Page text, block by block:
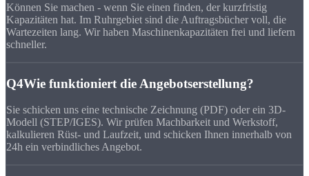
Können Sie machen - wenn Sie einen finden, der kurzfristig
Kapazitäten hat. Im Ruhrgebiet sind die Auftragsbücher voll, die
Wartezeiten lang. Wir haben Maschinenkapazitäten frei und liefern
schneller.
Q4Wie funktioniert die Angebotserstellung?
Sie schicken uns eine technische Zeichnung (PDF) oder ein 3D-
Modell (STEP/IGES). Wir prüfen Machbarkeit und Werkstoff,
kalkulieren Rüst- und Laufzeit, und schicken Ihnen innerhalb von
24h ein verbindliches Angebot.